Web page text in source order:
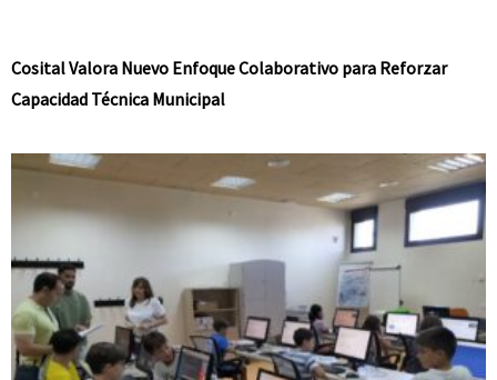
Cosital Valora Nuevo Enfoque Colaborativo para Reforzar
Capacidad Técnica Municipal